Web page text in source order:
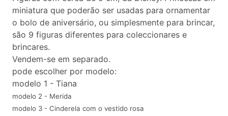
miniatura que poderão ser usadas para ornamentar
o bolo de aniversário, ou simplesmente para brincar,
são 9 figuras diferentes para coleccionares e
brincares.
Vendem-se em separado.
pode escolher por modelo:
modelo 1 - Tiana
modelo 2 - Merida
modelo 3 - Cinderela com o vestido rosa